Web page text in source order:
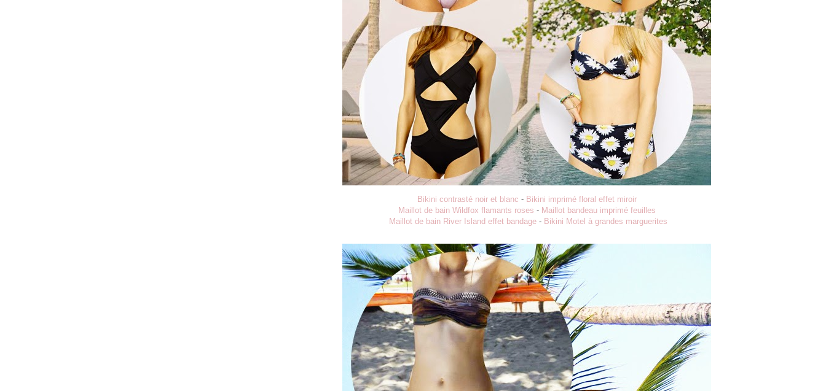
Bikini contrasté noir et blanc - Bikini imprimé floral effet miroir
Maillot de bain Wildfox flamants roses - Maillot bandeau imprimé feuilles
Maillot de bain River Island effet bandage- Bikini Motel à grandes marguerites